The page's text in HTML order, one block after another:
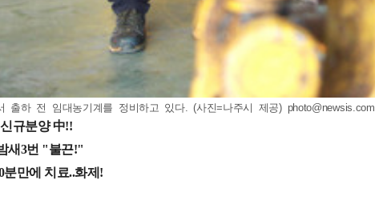
출하 전 임대농기계를 정비하고 있다. (사진=나주시 제공) photo@newsis.com